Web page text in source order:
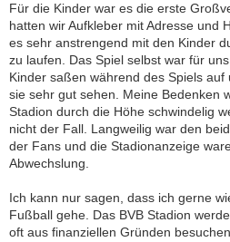
Für die Kinder war es die erste
hatten wir Aufkleber mit Adresse und
es sehr anstrengend mit den Kinder
zu laufen. Das Spiel selbst war für
Kinder saßen während des Spiels
sie sehr gut sehen. Meine Bedenken
Stadion durch die Höhe schwindelig
nicht der Fall. Langweilig war den
der Fans und die Stadionanzeige
Abwechslung.
Ich kann nur sagen, dass ich gerne
Fußball gehe. Das BVB Stadion
oft aus finanziellen Gründen